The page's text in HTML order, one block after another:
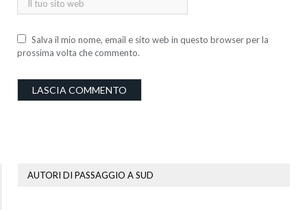
Salva il mio nome, email e sito web in questo browser per la
prossima volta che commento.
AUTORI DI PASSAGGIO A SUD